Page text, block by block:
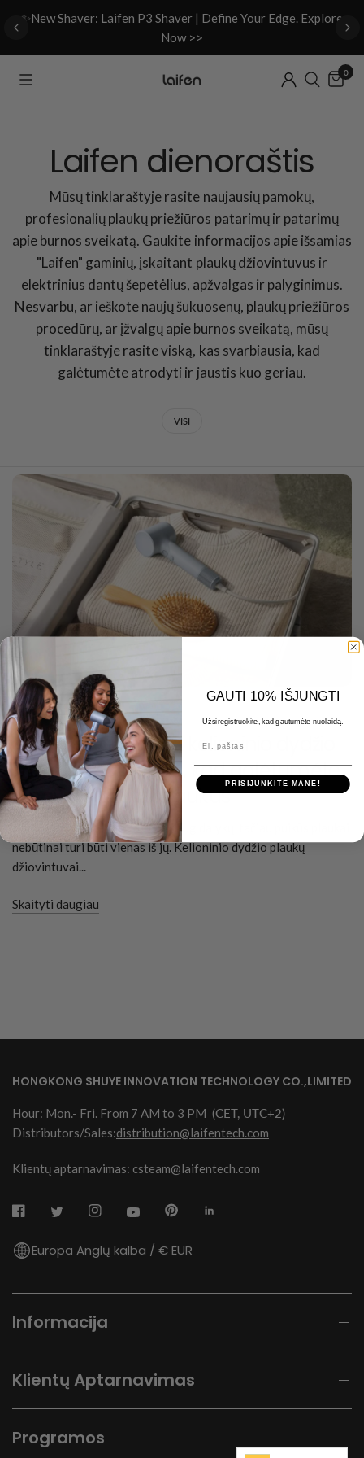
✨New Shaver: Laifen P3 Shaver | Define Your Edge. Explore
Now >>
0
Laifen dienoraštis
Mūsų tinklaraštyje rasite naujausių pamokų,
profesionalių plaukų priežiūros patarimų ir patarimų
apie burnos sveikatą. Gaukite informacijos apie išsamias
"Laifen" gaminių, įskaitant plaukų džiovintuvus ir
elektrinius dantų šepetėlius, apžvalgas ir palyginimus.
Nesvarbu, ar ieškote naujų šukuosenų, plaukų priežiūros
procedūrų, ar įžvalgų apie burnos sveikatą, mūsų
tinklaraštyje rasite viską, kas svarbiausia, kad
galėtumėte atrodyti ir jaustis kuo geriau.
VISI
JANUARY 13 2026
Kaip rasti geriausią kelioninio dydžio
plaukų džiovintuvą, kad galėtumėte
lengvai stilizuoti plaukus
Keliaujant gali tekti paaukoti daug dalykų, tačiau puikūs plaukai
nebūtinai turi būti vienas iš jų. Kelioninio dydžio plaukų
džiovintuvai...
Skaityti daugiau
HONGKONG SHUYE INNOVATION TECHNOLOGY CO.,LIMITED
Hour: Mon.- Fri. From 7 AM to 3 PM (CET, UTC+2)
Distributors/Sales:distribution@laifentech.com
Klientų aptarnavimas: csteam@laifentech.com
Europa Anglų kalba / € EUR
Informacija
Klientų Aptarnavimas
Programos
GAUTI 10% IŠJUNGTI
Užsiregistruokite, kad gautumėte nuolaidą.
PRISIJUNKITE MANE!